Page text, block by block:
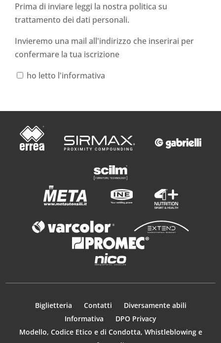
Prima di inviare leggi la nostra politica su
trattamento dei dati personali.
Invieremo una mail all'indirizzo che inserirai per
confermare la tua iscrizione
ho letto l'informativa
Biglietteria Contatti
Diversamente abili
Informativa
DPO Privacy
Modello, Codice Etico e di Condotta, Whistleblowing e